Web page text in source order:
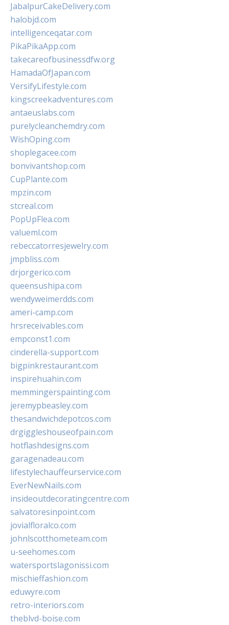
JabalpurCakeDelivery.com
halobjd.com
intelligenceqatar.com
PikaPikaApp.com
takecareofbusinessdfw.org
HamadaOfJapan.com
VersifyLifestyle.com
kingscreekadventures.com
antaeuslabs.com
purelycleanchemdry.com
WishOping.com
shoplegacee.com
bonvivantshop.com
CupPlante.com
mpzin.com
stcreal.com
PopUpFlea.com
valueml.com
rebeccatorresjewelry.com
jmpbliss.com
drjorgerico.com
queensushipa.com
wendyweimerdds.com
ameri-camp.com
hrsreceivables.com
empconst1.com
cinderella-support.com
bigpinkrestaurant.com
inspirehuahin.com
memmingerspainting.com
jeremypbeasley.com
thesandwichdepotcos.com
drgiggleshouseofpain.com
hotflashdesigns.com
garagenadeau.com
lifestylechauffeurservice.com
EverNewNails.com
insideoutdecoratingcentre.com
salvatoresinpoint.com
jovialfloralco.com
johnlscotthometeam.com
u-seehomes.com
watersportslagonissi.com
mischieffashion.com
eduwyre.com
retro-interiors.com
theblvd-boise.com